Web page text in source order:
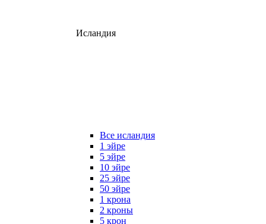
Исландия
Все исландия
1 эйре
5 эйре
10 эйре
25 эйре
50 эйре
1 крона
2 кроны
5 крон